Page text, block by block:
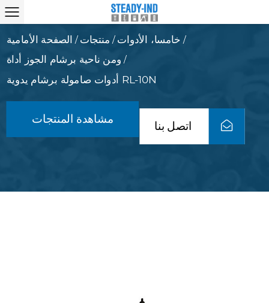
الصفحة الأمامية / منتجات / خامسا، الأدوات /
ومن ناحية برشام الجوز أداة /
أدوات صامولة برشام يدوية RL-10N
مشاهدة المنتجات